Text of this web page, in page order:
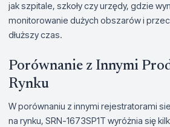
jak szpitale, szkoły czy urzędy, gdzie
monitorowanie dużych obszarów i
dłuższy czas.
Porównanie z Innymi
Rynku
W porównaniu z innymi rejestratorami
na rynku, SRN-1673SP1T wyróżnia się